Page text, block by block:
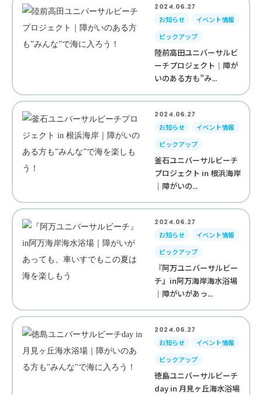
2024.06.27
お知らせ
イベント情報
ピックアップ
陸前高田ユニバーサルビ
ーチプロジェクト｜障が
いのある方も”み...
2024.06.27
お知らせ
イベント情報
ピックアップ
釜石ユニバーサルビーチ
プロジェクト in 根浜海岸
｜障がいの...
2024.06.27
お知らせ
イベント情報
ピックアップ
『阿万ユニバーサルビー
チ』in阿万海岸海水浴場
｜障がいがあっ...
2024.06.27
お知らせ
イベント情報
ピックアップ
徳島ユニバーサルビーチ
day in 月見ヶ丘海水浴場